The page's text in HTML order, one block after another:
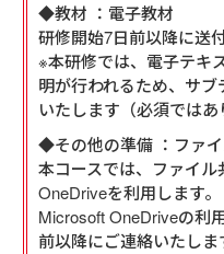
◆教材 ：電子教材
研修開始7日前以降に送
※本研修では、電子テキ
明が行われるため、サ
いたします（必須ではあ
◆その他の準備 ：ファ
本コースでは、ファイ
OneDriveを利用します。
Microsoft OneDriveの利
前以降にご連絡いたしま